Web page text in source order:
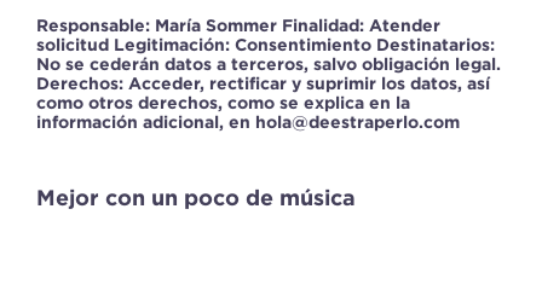
Responsable: María Sommer Finalidad: Atender
solicitud Legitimación: Consentimiento Destinatarios:
No se cederán datos a terceros, salvo obligación legal.
Derechos: Acceder, rectificar y suprimir los datos, así
como otros derechos, como se explica en la
información adicional, en hola@deestraperlo.com
Mejor con un poco de música